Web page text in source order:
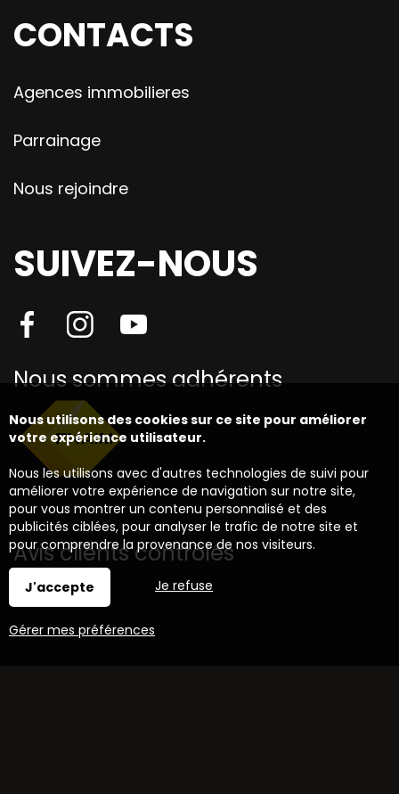
CONTACTS
Agences immobilieres
Parrainage
Nous rejoindre
SUIVEZ-NOUS
Nous sommes adhérents
Avis clients contrôlés
Nous utilisons des cookies sur ce site pour améliorer
votre expérience utilisateur.
Nous les utilisons avec d'autres technologies de suivi pour
améliorer votre expérience de navigation sur notre site,
pour vous montrer un contenu personnalisé et des
publicités ciblées, pour analyser le trafic de notre site et
pour comprendre la provenance de nos visiteurs.
J'accepte Je refuse
Gérer mes préférences